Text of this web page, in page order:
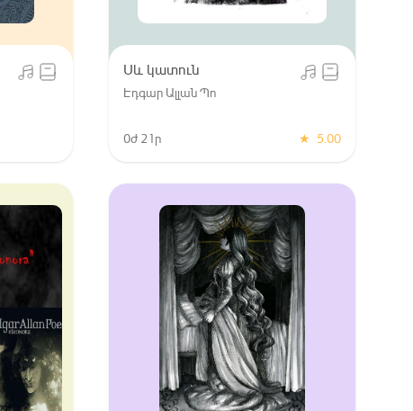
Սև կատուն
Էդգար Ալլան Պո
0ժ 21ր ★ 5.00